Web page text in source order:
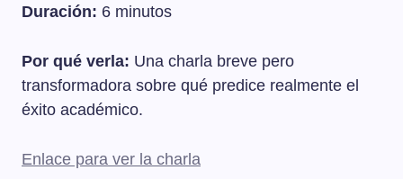
Duración: 6 minutos
Por qué verla: Una charla breve pero
transformadora sobre qué predice realmente el
éxito académico.
Enlace para ver la charla